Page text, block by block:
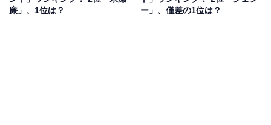
マ性がある」（30代男性／静岡県）、「モデルもこなせ
廉」、1位は？
ー」、僅差の1位は？